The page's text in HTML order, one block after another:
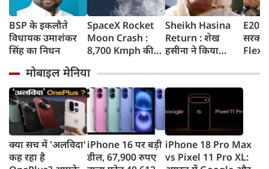
BSP के इकलौते
विधायक उमाशंकर
सिंह का निधन
SpaceX Rocket
Moon Crash :
8,700 Kmph की
टकराया SpaceX
रॉकेट का हिस्सा,
वैज्ञानिकों ने
टेलीस्कोप से रखी
नजर, देखें Video
Sheikh Hasina
Return : शेख
हसीना ने किया
बांग्लादेश लौटूंगी,
बोलीं- गिरफ्तारी या
मौत का भी डर नहीं,
भारत ने कार्यक्रम से
क्यों बनाई दूरी
E20
Flex-
मोबाइल मेनिया
क्या सच में 'अलविदा'
कह रहा है
iPhone 16 पर बड़ी
डील, 67,900 रुपए
iPhone 18 Pro Max
vs Pixel 11 Pro XL: